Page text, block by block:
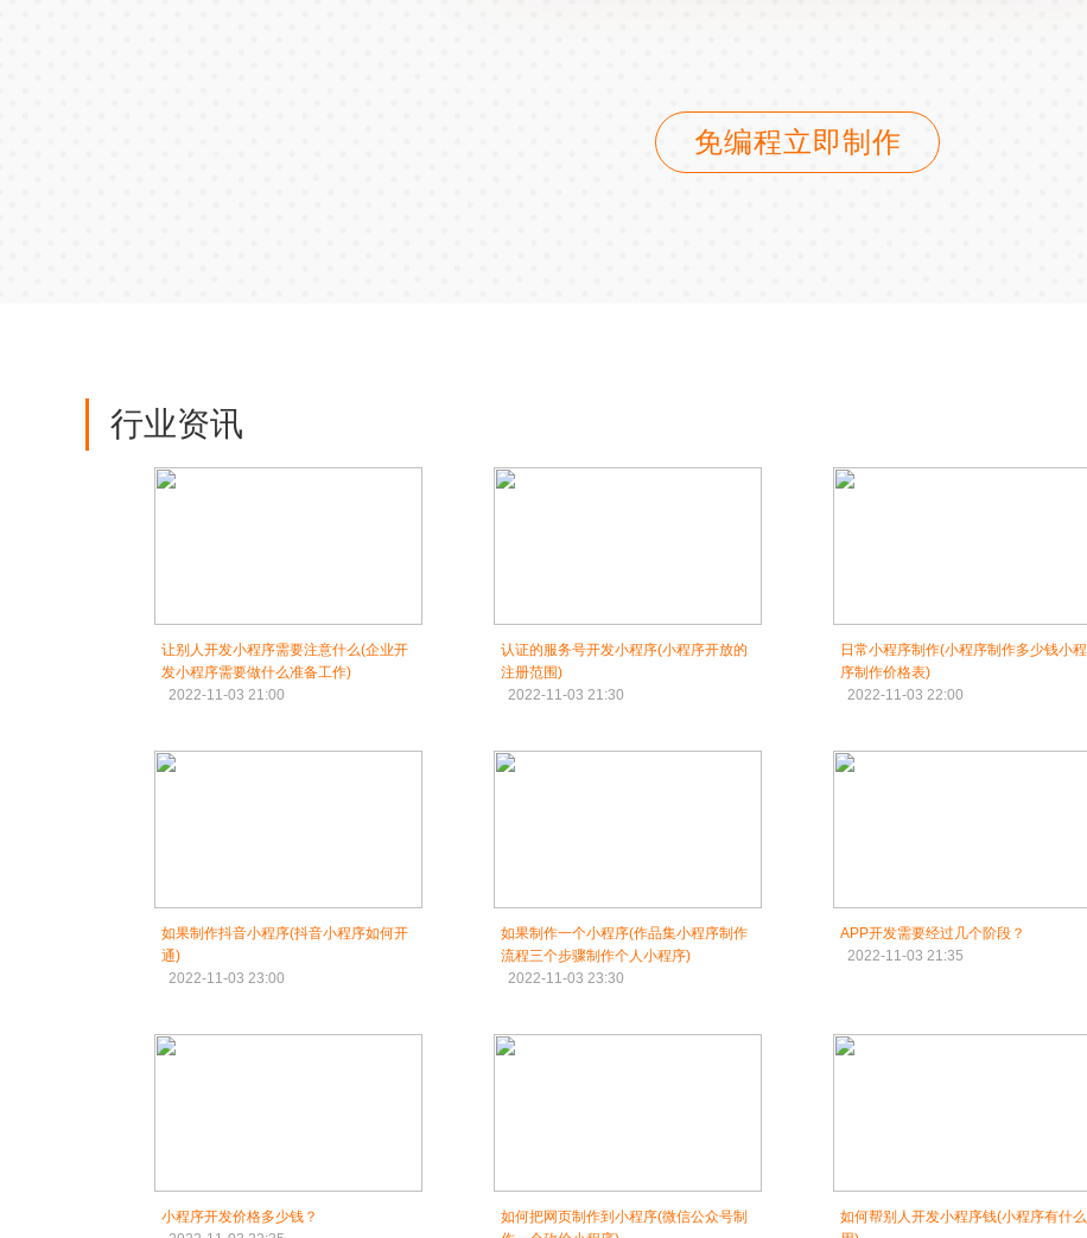
免编程立即制作
行业资讯
让别人开发小程序需要注意什么(企业开
发小程序需要做什么准备工作)
2022-11-03 21:00
认证的服务号开发小程序(小程序开放的
注册范围)
2022-11-03 21:30
日常小程序制作(小程序制作多少钱小程
序制作价格表)
2022-11-03 22:00
如果制作抖音小程序(抖音小程序如何开
通)
2022-11-03 23:00
如果制作一个小程序(作品集小程序制作
流程三个步骤制作个人小程序)
2022-11-03 23:30
APP开发需要经过几个阶段？
2022-11-03 21:35
小程序开发价格多少钱？
如何把网页制作到小程序(微信公众号制
如何帮别人开发小程序钱(小程序有什么